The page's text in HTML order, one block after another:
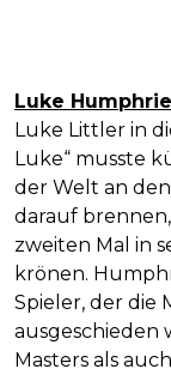
Luke
Luke Littler in
Luke“ musste
der Welt an
darauf
zweiten Mal in
krönen.
Spieler, der die
ausgeschieden
Masters als